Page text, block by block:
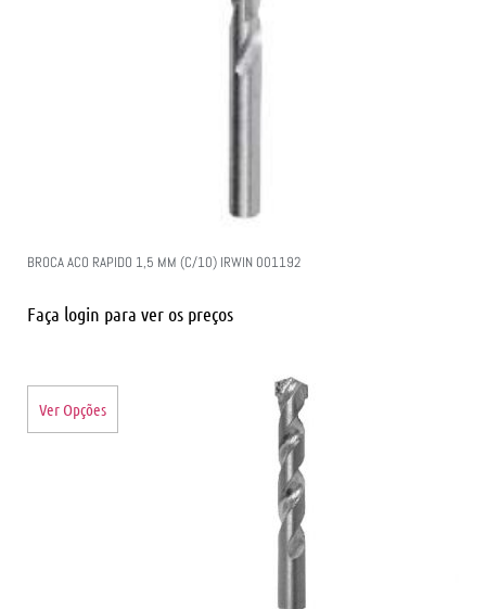
BROCA ACO RAPIDO 1,5 MM (C/10) IRWIN 001192
Faça login para ver os preços
Ver Opções